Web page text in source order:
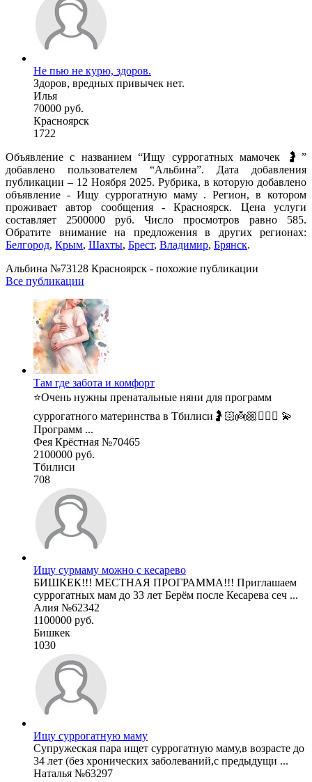
Не пью не курю, здоров.
Здоров, вредных привычек нет.
Илья
70000 руб.
Красноярск
1722
Объявление с названием “Ищу суррогатных мамочек 🤰”
добавлено пользователем “Альбина”. Дата добавления
публикации – 12 Ноября 2025. Рубрика, в которую добавлено
объявление - Ищу суррогатную маму . Регион, в котором
проживает автор сообщения - Красноярск. Цена услуги
составляет 2500000 руб. Число просмотров равно 585.
Обратите внимание на предложения в других регионах:
Белгород, Крым, Шахты, Брест, Владимир, Брянск.
Альбина №73128 Красноярск - похожие публикации
Все публикации
Там где забота и комфорт
⭐️Очень нужны пренатальные няни для программ
суррогатного материнства в Тбилиси🤰🏻👼🏼🧚🏼‍♂️ 💫
Программ ...
Фея Крёстная №70465
2100000 руб.
Тбилиси
708
Ищу сурмаму можно с кесарево
БИШКЕК!!! МЕСТНАЯ ПРОГРАММА!!! Приглашаем
суррогатных мам до 33 лет Берём после Кесарева сеч ...
Алия №62342
1100000 руб.
Бишкек
1030
Ищу суррогатную маму
Супружеская пара ищет суррогатную маму,в возрасте до
34 лет (без хронических заболеваний,с предыдущи ...
Наталья №63297